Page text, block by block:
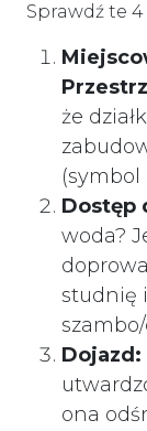
Sprawdź te
że
(symbol
Dostęp
woda?
studnię
Dojazd:
ona